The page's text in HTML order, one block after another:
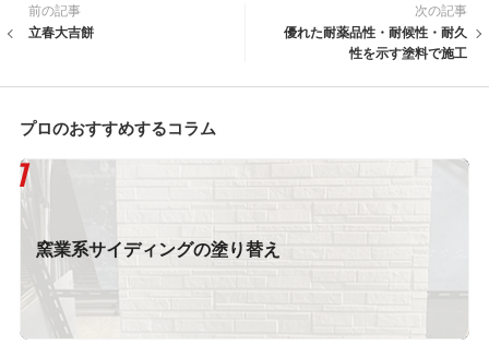
前の記事
立春大吉餅
次の記事
優れた耐薬品性・耐候性・耐久
性を示す塗料で施工
プロのおすすめするコラム
窯業系サイディングの塗り替え